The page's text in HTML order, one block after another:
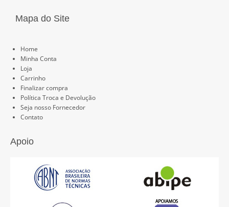
Mapa do Site
Home
Minha Conta
Loja
Carrinho
Finalizar compra
Política Troca e Devolução
Seja nosso Fornecedor
Contato
Apoio